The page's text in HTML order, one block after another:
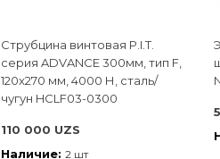
Струбцина винтовая P.I.T.
cерия ADVANCE 300мм, тип F,
120x270 мм, 4000 Н, сталь/
чугун HCLF03-0300
110 000 UZS
Наличие: 2 шт